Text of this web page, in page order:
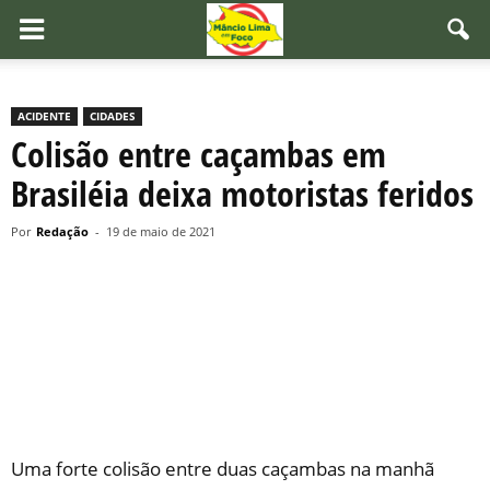
ACIDENTE CIDADES
Colisão entre caçambas em
Brasiléia deixa motoristas feridos
Por Redação - 19 de maio de 2021
Uma forte colisão entre duas caçambas na manhã